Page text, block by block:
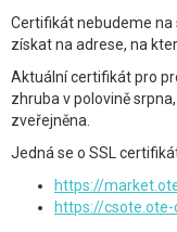
Certifikát nebudeme na
získat na adrese, na
Aktuální certifikát pro
zhruba v polovině
zveřejněna.
Jedná se o SSL
https://
https://